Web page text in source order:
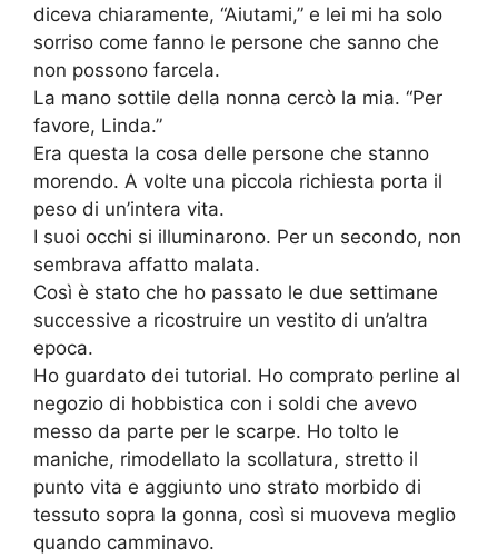
diceva chiaramente, “Aiutami,” e lei mi ha solo
sorriso come fanno le persone che sanno che
non possono farcela.
La mano sottile della nonna cercò la mia. “Per
favore, Linda.”
Era questa la cosa delle persone che stanno
morendo. A volte una piccola richiesta porta il
peso di un’intera vita.
I suoi occhi si illuminarono. Per un secondo, non
sembrava affatto malata.
Così è stato che ho passato le due settimane
successive a ricostruire un vestito di un’altra
epoca.
Ho guardato dei tutorial. Ho comprato perline al
negozio di hobbistica con i soldi che avevo
messo da parte per le scarpe. Ho tolto le
maniche, rimodellato la scollatura, stretto il
punto vita e aggiunto uno strato morbido di
tessuto sopra la gonna, così si muoveva meglio
quando camminavo.